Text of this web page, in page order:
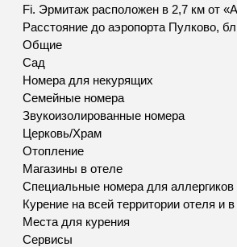
Fi. Эрмитаж расположен в 2,7 км от
Расстояние до аэропорта Пулково,
Общие
Сад
Номера для некурящих
Семейные номера
Звукоизолированные номера
Церковь/Храм
Отопление
Магазины в отеле
Специальные номера для аллергиков
Курение на всей территории отеля и
Места для курения
Сервисы